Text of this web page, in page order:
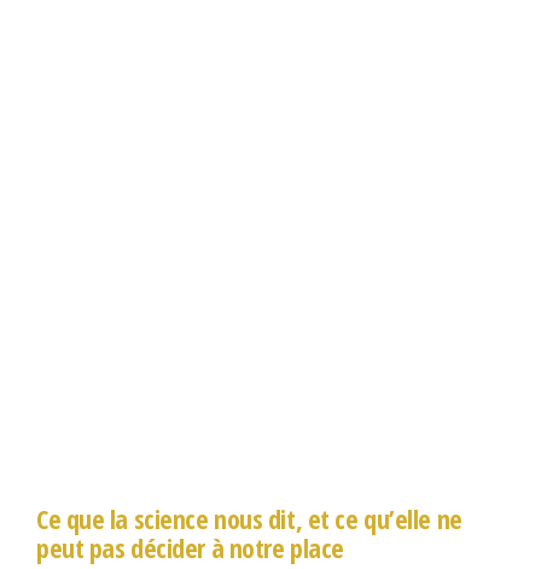
Ce que la science nous dit, et ce qu’elle ne
peut pas décider à notre place